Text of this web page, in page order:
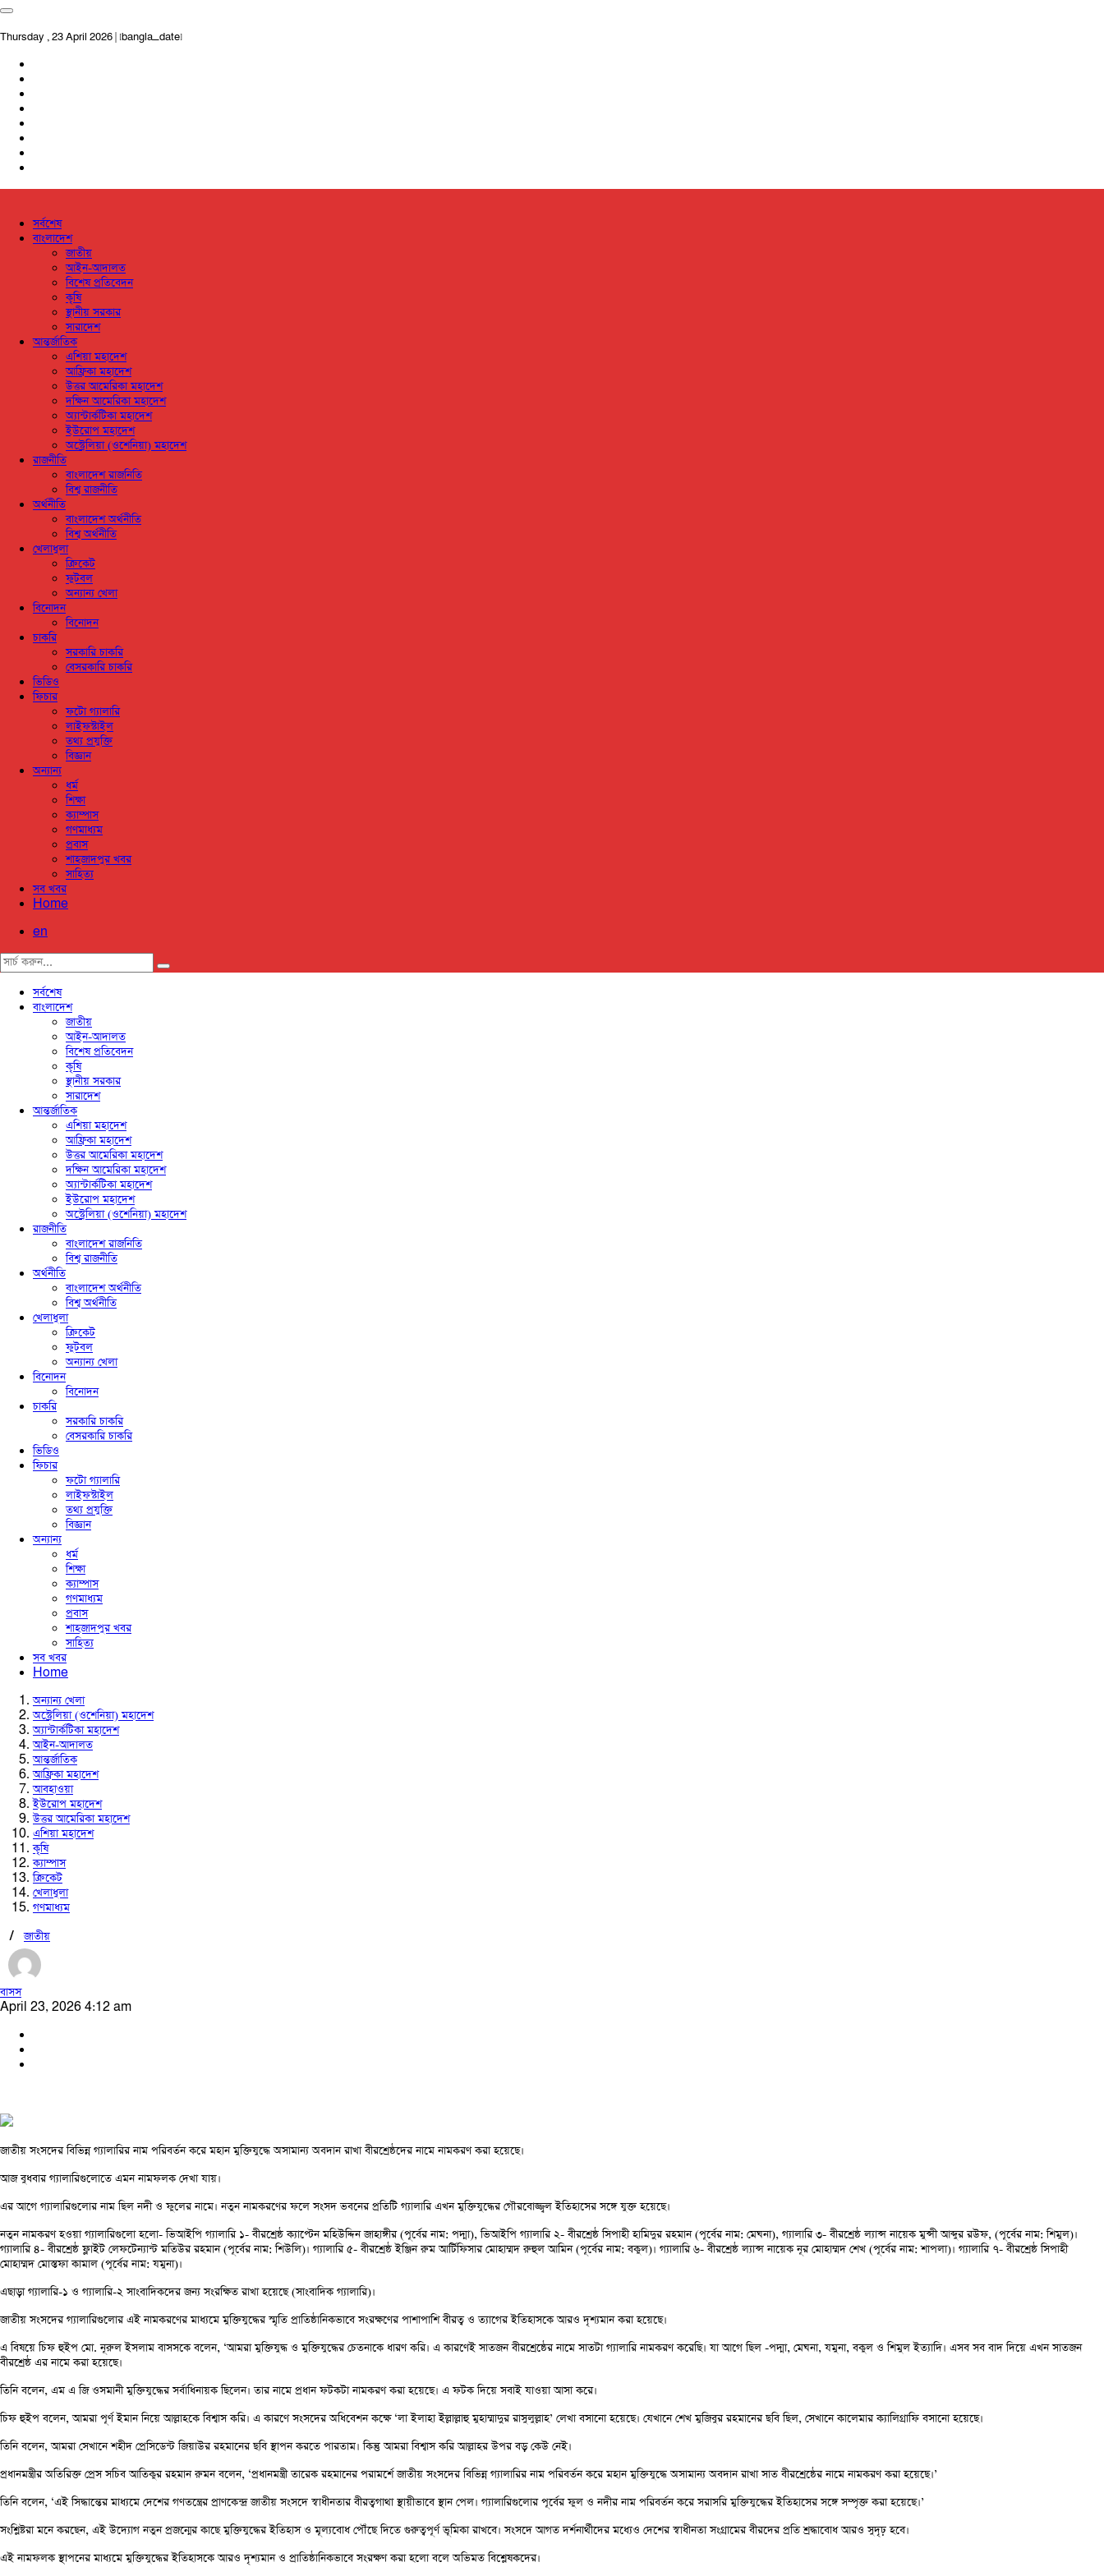
Thursday , 23 April 2026 | [bangla_date]
সর্বশেষ
বাংলাদেশ
জাতীয়
আইন-আদালত
বিশেষ প্রতিবেদন
কৃষি
স্থানীয় সরকার
সারাদেশ
আন্তর্জাতিক
এশিয়া মহাদেশ
আফ্রিকা মহাদেশ
উত্তর আমেরিকা মহাদেশ
দক্ষিন আমেরিকা মহাদেশ
অ্যান্টার্কটিকা মহাদেশ
ইউরোপ মহাদেশ
অস্ট্রেলিয়া (ওশেনিয়া) মহাদেশ
রাজনীতি
বাংলাদেশ রাজনিতি
বিশ্ব রাজনীতি
অর্থনীতি
বাংলাদেশ অর্থনীতি
বিশ্ব অর্থনীতি
খেলাধুলা
ক্রিকেট
ফুটবল
অন্যান্য খেলা
বিনোদন
বিনোদন
চাকরি
সরকারি চাকরি
বেসরকারি চাকরি
ভিডিও
ফিচার
ফটো গ্যালারি
লাইফস্টাইল
তথ্য প্রযুক্তি
বিজ্ঞান
অন্যান্য
ধর্ম
শিক্ষা
ক্যাম্পাস
গণমাধ্যম
প্রবাস
শাহজাদপুর খবর
সাহিত্য
সব খবর
Home
en
সর্বশেষ
বাংলাদেশ
জাতীয়
আইন-আদালত
বিশেষ প্রতিবেদন
কৃষি
স্থানীয় সরকার
সারাদেশ
আন্তর্জাতিক
এশিয়া মহাদেশ
আফ্রিকা মহাদেশ
উত্তর আমেরিকা মহাদেশ
দক্ষিন আমেরিকা মহাদেশ
অ্যান্টার্কটিকা মহাদেশ
ইউরোপ মহাদেশ
অস্ট্রেলিয়া (ওশেনিয়া) মহাদেশ
রাজনীতি
বাংলাদেশ রাজনিতি
বিশ্ব রাজনীতি
অর্থনীতি
বাংলাদেশ অর্থনীতি
বিশ্ব অর্থনীতি
খেলাধুলা
ক্রিকেট
ফুটবল
অন্যান্য খেলা
বিনোদন
বিনোদন
চাকরি
সরকারি চাকরি
বেসরকারি চাকরি
ভিডিও
ফিচার
ফটো গ্যালারি
লাইফস্টাইল
তথ্য প্রযুক্তি
বিজ্ঞান
অন্যান্য
ধর্ম
শিক্ষা
ক্যাম্পাস
গণমাধ্যম
প্রবাস
শাহজাদপুর খবর
সাহিত্য
সব খবর
Home
অন্যান্য খেলা
অস্ট্রেলিয়া (ওশেনিয়া) মহাদেশ
অ্যান্টার্কটিকা মহাদেশ
আইন-আদালত
আন্তর্জাতিক
আফ্রিকা মহাদেশ
আবহাওয়া
ইউরোপ মহাদেশ
উত্তর আমেরিকা মহাদেশ
এশিয়া মহাদেশ
কৃষি
ক্যাম্পাস
ক্রিকেট
খেলাধুলা
গণমাধ্যম
/জাতীয়
বাসস
April 23, 2026 4:12 am
জাতীয় সংসদের বিভিন্ন গ্যালারির নাম পরিবর্তন করে মহান মুক্তিযুদ্ধে অসামান্য অবদান রাখা বীরশ্রেষ্ঠদের নামে নামকরণ করা হয়েছে।
আজ বুধবার গ্যালারিগুলোতে এমন নামফলক দেখা যায়।
এর আগে গ্যালারিগুলোর নাম ছিল নদী ও ফুলের নামে। নতুন নামকরণের ফলে সংসদ ভবনের প্রতিটি গ্যালারি এখন মুক্তিযুদ্ধের গৌরবোজ্জ্বল ইতিহাসের সঙ্গে যুক্ত হয়েছে।
নতুন নামকরণ হওয়া গ্যালারিগুলো হলো- ভিআইপি গ্যালারি ১- বীরশ্রেষ্ঠ ক্যাপ্টেন মহিউদ্দিন জাহাঙ্গীর (পূর্বের নাম: পদ্মা), ভিআইপি গ্যালারি ২- বীরশ্রেষ্ঠ সিপাহী হামিদুর রহমান (পূর্বের নাম: মেঘনা), গ্যালারি ৩- বীরশ্রেষ্ঠ ল্যান্স নায়েক মুন্সী আব্দুর রউফ, (পূর্বের নাম: শিমুল)।
গ্যালারি ৪- বীরশ্রেষ্ঠ ফ্লাইট লেফটেন্যান্ট মতিউর রহমান (পূর্বের নাম: শিউলি)। গ্যালারি ৫- বীরশ্রেষ্ঠ ইঞ্জিন রুম আর্টিফিসার মোহাম্মদ রুহুল আমিন (পূর্বের নাম: বকুল)। গ্যালারি ৬- বীরশ্রেষ্ঠ ল্যান্স নায়েক নূর মোহাম্মদ শেখ (পূর্বের নাম: শাপলা)। গ্যালারি ৭- বীরশ্রেষ্ঠ সিপাহী
মোহাম্মদ মোস্তফা কামাল (পূর্বের নাম: যমুনা)।
এছাড়া গ্যালারি-১ ও গ্যালারি-২ সাংবাদিকদের জন্য সংরক্ষিত রাখা হয়েছে (সাংবাদিক গ্যালারি)।
জাতীয় সংসদের গ্যালারিগুলোর এই নামকরণের মাধ্যমে মুক্তিযুদ্ধের স্মৃতি প্রাতিষ্ঠানিকভাবে সংরক্ষণের পাশাপাশি বীরত্ব ও ত্যাগের ইতিহাসকে আরও দৃশ্যমান করা হয়েছে।
এ বিষয়ে চিফ হুইপ মো. নূরুল ইসলাম বাসসকে বলেন, ‘আমরা মুক্তিযুদ্ধ ও মুক্তিযুদ্ধের চেতনাকে ধারণ করি। এ কারণেই সাতজন বীরশ্রেষ্ঠের নামে সাতটা গ্যালারি নামকরণ করেছি। যা আগে ছিল -পদ্মা, মেঘনা, যমুনা, বকুল ও শিমুল ইত্যাদি। এসব সব বাদ দিয়ে এখন সাতজন
বীরশ্রেষ্ঠ এর নামে করা হয়েছে।
তিনি বলেন, এম এ জি ওসমানী মুক্তিযুদ্ধের সর্বাধিনায়ক ছিলেন। তার নামে প্রধান ফটকটা নামকরণ করা হয়েছে। এ ফটক দিয়ে সবাই যাওয়া আসা করে।
চিফ হুইপ বলেন, আমরা পূর্ণ ইমান নিয়ে আল্লাহকে বিশ্বাস করি। এ কারণে সংসদের অধিবেশন কক্ষে ‘লা ইলাহা ইল্লাল্লাহু মুহাম্মাদুর রাসুলুল্লাহ’ লেখা বসানো হয়েছে। যেখানে শেখ মুজিবুর রহমানের ছবি ছিল, সেখানে কালেমার ক্যালিগ্রাফি বসানো হয়েছে।
তিনি বলেন, আমরা সেখানে শহীদ প্রেসিডেন্ট জিয়াউর রহমানের ছবি স্থাপন করতে পারতাম। কিন্তু আমরা বিশ্বাস করি আল্লাহর উপর বড় কেউ নেই।
প্রধানমন্ত্রীর অতিরিক্ত প্রেস সচিব আতিকুর রহমান রুমন বলেন, ‘প্রধানমন্ত্রী তারেক রহমানের পরামর্শে জাতীয় সংসদের বিভিন্ন গ্যালারির নাম পরিবর্তন করে মহান মুক্তিযুদ্ধে অসামান্য অবদান রাখা সাত বীরশ্রেষ্ঠের নামে নামকরণ করা হয়েছে।’
তিনি বলেন, ‘এই সিদ্ধান্তের মাধ্যমে দেশের গণতন্ত্রের প্রাণকেন্দ্র জাতীয় সংসদে স্বাধীনতার বীরত্বগাথা স্থায়ীভাবে স্থান পেল। গ্যালারিগুলোর পূর্বের ফুল ও নদীর নাম পরিবর্তন করে সরাসরি মুক্তিযুদ্ধের ইতিহাসের সঙ্গে সম্পৃক্ত করা হয়েছে।’
সংশ্লিষ্টরা মনে করছেন, এই উদ্যোগ নতুন প্রজন্মের কাছে মুক্তিযুদ্ধের ইতিহাস ও মূল্যবোধ পৌঁছে দিতে গুরুত্বপূর্ণ ভূমিকা রাখবে। সংসদে আগত দর্শনার্থীদের মধ্যেও দেশের স্বাধীনতা সংগ্রামের বীরদের প্রতি শ্রদ্ধাবোধ আরও সুদৃঢ় হবে।
এই নামফলক স্থাপনের মাধ্যমে মুক্তিযুদ্ধের ইতিহাসকে আরও দৃশ্যমান ও প্রাতিষ্ঠানিকভাবে সংরক্ষণ করা হলো বলে অভিমত বিশ্লেষকদের।